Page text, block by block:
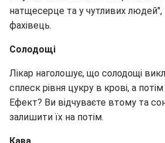
натщесерце та у чутливих
фахівець.
Солодощі
Лікар наголошує, що солодощі
сплеск рівня цукру в крові, а потім
Ефект? Ви відчуваєте втому та
залишити їх на потім.